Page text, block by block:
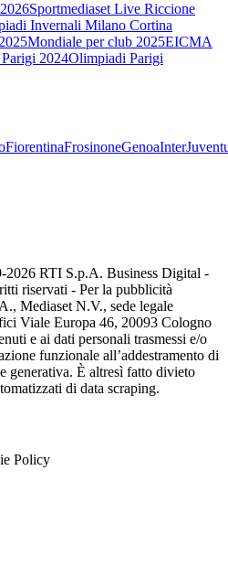
Sportmediaset Live Riccione
Invernali Milano Cortina
Mondiale per club 2025EICMA
2024Olimpiadi Parigi
FiorentinaFrosinoneGenoaInter
2026 RTI S.p.A. Business Digital -
riservati - Per la pubblicità
Mediaset N.V., sede legale
Viale Europa 46, 20093 Cologno
e ai dati personali trasmessi e/o
funzionale all’addestramento di
generativa. È altresì fatto divieto
di data scraping.
Policy